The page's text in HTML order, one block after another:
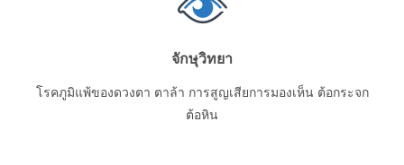
จักษุวิทยา
โรคภูมิแพ้ของดวงตา ตาล้า การสูญเสียการมองเห็น ต้อกระจก
ต้อหิน